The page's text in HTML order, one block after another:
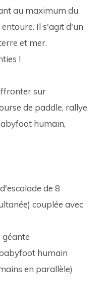
au maximum du
Il s'agit d'un
et mer.
!
sur
de paddle, rallye
humain,
de 8
couplée avec
géante
humain
en parallèle)